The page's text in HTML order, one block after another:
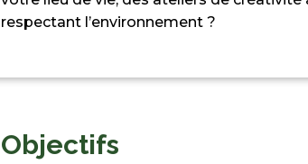
respectant l’environnement ?
Objectifs